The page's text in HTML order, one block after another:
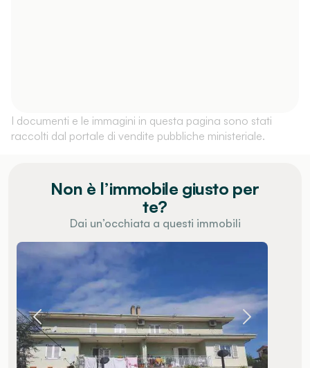
I documenti e le immagini in questa pagina sono stati
raccolti dal portale di vendite pubbliche ministeriale.
Non è l’immobile giusto per
te?
Dai un’occhiata a questi immobili